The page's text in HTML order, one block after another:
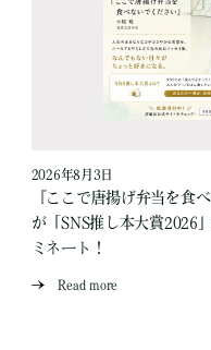
2026年8月3日
『ここで唐揚げ弁当を食
が「SNS推し本大賞2026
ミネート！
Read more